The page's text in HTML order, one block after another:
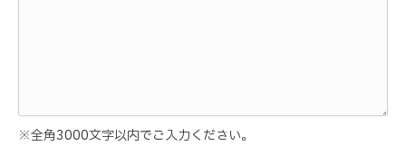
※全角3000文字以内でご入力ください。